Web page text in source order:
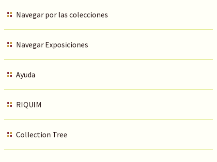
Navegar por las colecciones
Navegar Exposiciones
Ayuda
RIQUIM
Collection Tree